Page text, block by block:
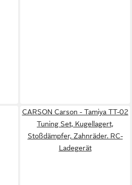
CARSON Carson - Tamiya TT-02
Tuning Set, Kugellagert,
Stoßdämpfer, Zahnräder. RC-
Ladegerät